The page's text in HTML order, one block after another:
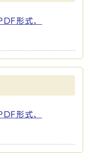
形式、
形式、